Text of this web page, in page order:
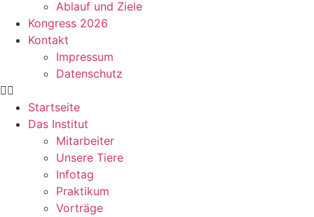
Ablauf und Ziele
Kongress 2026
Kontakt
Impressum
Datenschutz
Startseite
Das Institut
Mitarbeiter
Unsere Tiere
Infotag
Praktikum
Vorträge